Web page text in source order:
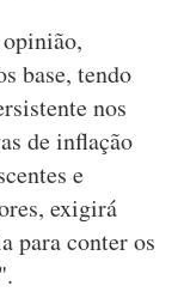
base, tendo
nos
de inflação
e
exigirá
para conter os